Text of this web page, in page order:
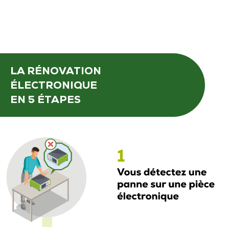
LA RÉNOVATION
ÉLECTRONIQUE
EN 5 ÉTAPES